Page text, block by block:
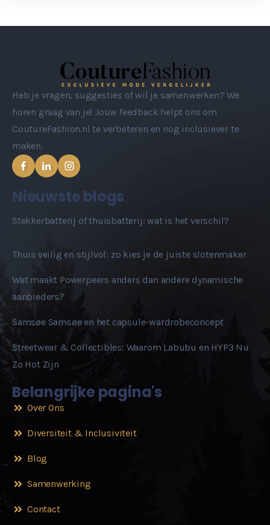
Heb je vragen, suggesties of wil je samenwerken? We
horen graag van je! Jouw feedback helpt ons om
CoutureFashion.nl te verbeteren en nog inclusiever te
maken.
Nieuwste blogs
Stekkerbatterij of thuisbatterij: wat is het verschil?
Thuis veilig en stijlvol: zo kies je de juiste slotenmaker
Wat maakt Powerpeers anders dan andere dynamische
aanbieders?
Samsøe Samsøe en het capsule-wardrobeconcept
Streetwear & Collectibles: Waarom Labubu en HYP3 Nu
Zo Hot Zijn
Belangrijke pagina's
Over Ons
Diversiteit & Inclusiviteit
Blog
Samenwerking
Contact